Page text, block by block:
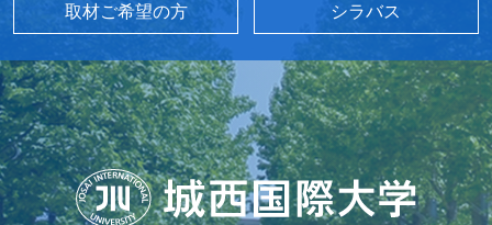
取材ご希望の方 シラバス